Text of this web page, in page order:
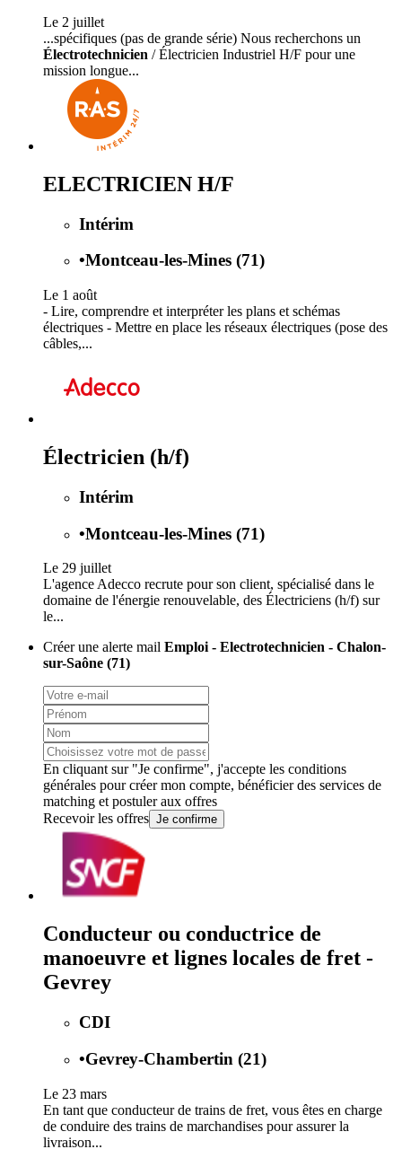
Le 2 juillet
...spécifiques (pas de grande série) Nous recherchons un
Électrotechnicien / Électricien Industriel H/F pour une
mission longue...
ELECTRICIEN H/F
Intérim
•Montceau-les-Mines (71)
Le 1 août
- Lire, comprendre et interpréter les plans et schémas
électriques - Mettre en place les réseaux électriques (pose des
câbles,...
Électricien (h/f)
Intérim
•Montceau-les-Mines (71)
Le 29 juillet
L'agence Adecco recrute pour son client, spécialisé dans le
domaine de l'énergie renouvelable, des Électriciens (h/f) sur
le...
Créer une alerte mail Emploi - Electrotechnicien - Chalon-
sur-Saône (71)
En cliquant sur "Je confirme", j'accepte les conditions
générales pour créer mon compte, bénéficier des services de
matching et postuler aux offres
Recevoir les offres Je confirme
Conducteur ou conductrice de
manoeuvre et lignes locales de fret -
Gevrey
CDI
•Gevrey-Chambertin (21)
Le 23 mars
En tant que conducteur de trains de fret, vous êtes en charge
de conduire des trains de marchandises pour assurer la
livraison...